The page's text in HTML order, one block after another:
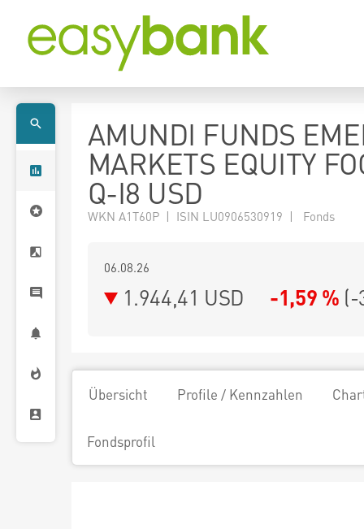
AMUNDI FUNDS
MARKETS EQUITY
Q-I8 USD
WKN A1T60P | ISIN LU0906530919 | Fonds
06.08.26
1.944,41 USD -1,59 % (-
Übersicht Profile / Kennzahlen
Fondsprofil